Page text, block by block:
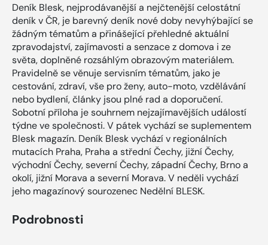
Deník Blesk, nejprodávanější a nejčtenější celostátní
deník v ČR, je barevný deník nové doby nevyhýbající se
žádným tématům a přinášející přehledné aktuální
zpravodajství, zajímavosti a senzace z domova i ze
světa, doplněné rozsáhlým obrazovým materiálem.
Pravidelně se věnuje servisním tématům, jako je
cestování, zdraví, vše pro ženy, auto-moto, vzdělávání
nebo bydlení, články jsou plné rad a doporučení.
Sobotní příloha je souhrnem nejzajímavějších událostí
týdne ve společnosti. V pátek vychází se suplementem
Blesk magazín. Deník Blesk vychází v regionálních
mutacích Praha, Praha a střední Čechy, jižní Čechy,
východní Čechy, severní Čechy, západní Čechy, Brno a
okolí, jižní Morava a severní Morava. V neděli vychází
jeho magazínový sourozenec Nedělní BLESK.
Podrobnosti